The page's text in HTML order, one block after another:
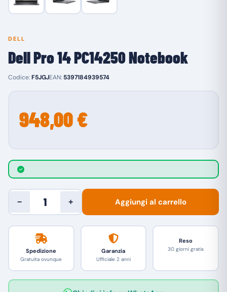
DELL
Dell Pro 14 PC14250 Notebook
Codice:F5JGJEAN: 5397184939574
948,00 €
− + Aggiungi al carrello
Spedizione
Gratuita ovunque
Garanzia
Ufficiale 2 anni
Reso
30 giorni gratis